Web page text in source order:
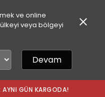
ve online
veya bölgeyi
Devam
TL ÜZERI ÜCRETSIZ